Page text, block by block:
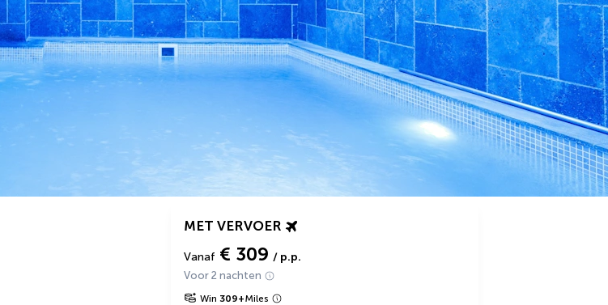
MET VERVOER
Vanaf € 309 / p.p.
Voor 2 nachten
Win 309+Miles